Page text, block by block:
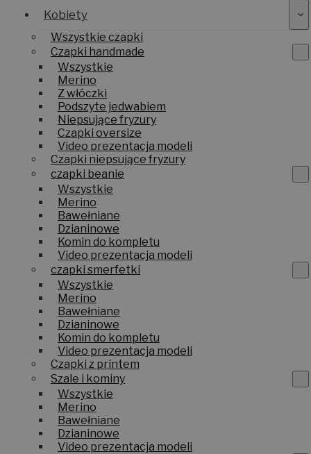
Kobiety
Wszystkie czapki
Czapki handmade
Wszystkie
Merino
Z włóczki
Podszyte jedwabiem
Niepsujące fryzury
Czapki oversize
Video prezentacja modeli
Czapki niepsujące fryzury
czapki beanie
Wszystkie
Merino
Bawełniane
Dzianinowe
Komin do kompletu
Video prezentacja modeli
czapki smerfetki
Wszystkie
Merino
Bawełniane
Dzianinowe
Komin do kompletu
Video prezentacja modeli
Czapki z printem
Szale i kominy
Wszystkie
Merino
Bawełniane
Dzianinowe
Video prezentacja modeli